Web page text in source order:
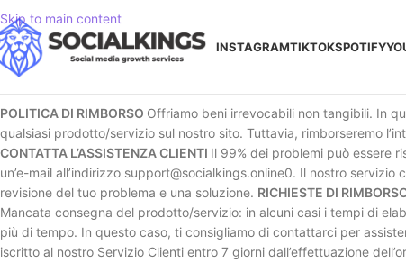
Skip to main content
INSTAGRAMTIKTOKSPOTIFY
POLITICA DI RIMBORSO Offriamo beni irrevocabili non tangibili. In
qualsiasi prodotto/servizio sul nostro sito. Tuttavia, rimborseremo
CONTATTA L’ASSISTENZA CLIENTI Il 99% dei problemi può essere
un’e-mail all’indirizzo support@socialkings.online0. Il nostro
revisione del tuo problema e una soluzione. RICHIESTE DI
Mancata consegna del prodotto/servizio: in alcuni casi i tempi di
più di tempo. In questo caso, ti consigliamo di contattarci per
iscritto al nostro Servizio Clienti entro 7 giorni dall’effettuazione